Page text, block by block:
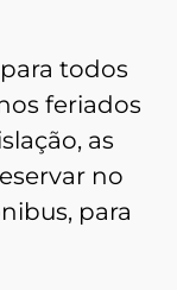
todos
feriados
as
no
para